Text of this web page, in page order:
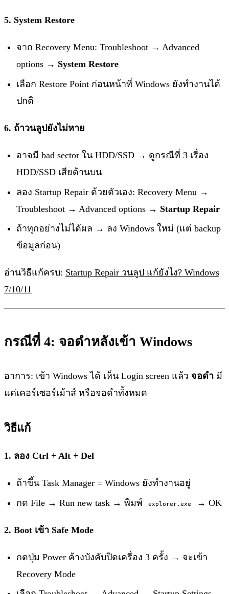
5. System Restore
จาก Recovery Menu: Troubleshoot → Advanced
options → System Restore
เลือก Restore Point ก่อนหน้าที่ Windows ยังทำงานได้
ปกติ
6. ถ้าวนลูปยังไม่หาย
อาจมี bad sector ใน HDD/SSD → ดูกรณีที่ 3 เรื่อง
HDD/SSD เสียด้านบน
ลอง Startup Repair ด้วยตัวเอง: Recovery Menu →
Troubleshoot → Advanced options → Startup Repair
ถ้าทุกอย่างไม่ได้ผล → ลง Windows ใหม่ (แต่ backup
ข้อมูลก่อน)
อ่านวิธีแก้ครบ: Startup Repair วนลูป แก้ยังไง? Windows
7/10/11
กรณีที่ 4: จอดำหลังเข้า Windows
อาการ: เข้า Windows ได้ เห็น Login screen แล้ว จอดำ มี
แค่เคอร์เซอร์เม้าส์ หรือจอดำทั้งหมด
วิธีแก้
1. ลอง Ctrl + Alt + Del
ถ้าขึ้น Task Manager = Windows ยังทำงานอยู่
กด File → Run new task → พิมพ์
explorer.exe → OK
2. Boot เข้า Safe Mode
กดปุ่ม Power ค้างบังคับปิดเครื่อง 3 ครั้ง → จะเข้า
Recovery Mode